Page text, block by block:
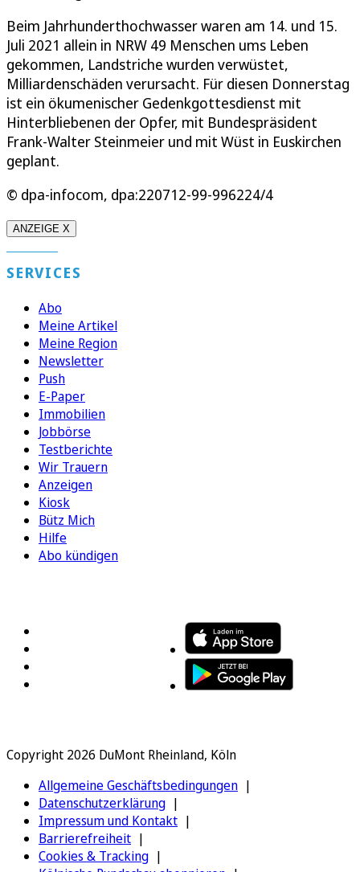
Beim Jahrhunderthochwasser waren am 14. und 15.
Juli 2021 allein in NRW 49 Menschen ums Leben
gekommen, Landstriche wurden verwüstet,
Milliardenschäden verursacht. Für diesen Donnerstag
ist ein ökumenischer Gedenkgottesdienst mit
Hinterbliebenen der Opfer, mit Bundespräsident
Frank-Walter Steinmeier und mit Wüst in Euskirchen
geplant.
© dpa-infocom, dpa:220712-99-996224/4
ANZEIGE X
SERVICES
Abo
Meine Artikel
Meine Region
Newsletter
Push
E-Paper
Immobilien
Jobbörse
Testberichte
Wir Trauern
Anzeigen
Kiosk
Bütz Mich
Hilfe
Abo kündigen
Copyright 2026 DuMont Rheinland, Köln
Allgemeine Geschäftsbedingungen
Datenschutzerklärung
Impressum und Kontakt
Barrierefreiheit
Cookies & Tracking